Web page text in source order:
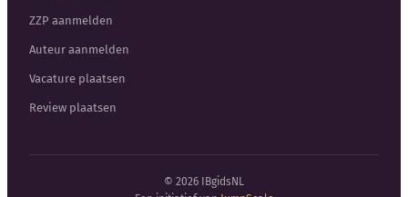
ZZP aanmelden
Auteur aanmelden
Vacature plaatsen
Review plaatsen
© 2026 IBgidsNL